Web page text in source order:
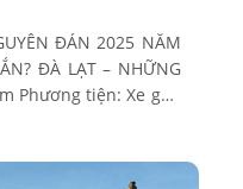
ĐÁN 2025 NĂM
ĐÀ LẠT – NHỮNG
Phương tiện: Xe ghế